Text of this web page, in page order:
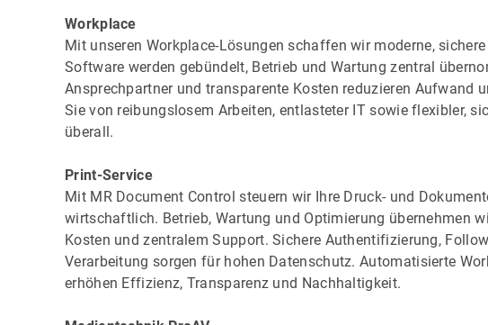
Workplace
Mit unseren Workplace-Lösungen schaffen wir moderne,
Software werden gebündelt, Betrieb und Wartung zentral
Ansprechpartner und transparente Kosten reduzieren Aufwand
Sie von reibungslosem Arbeiten, entlasteter IT sowie flexibler,
überall.
Print-Service
Mit MR Document Control steuern wir Ihre Druck- und
wirtschaftlich. Betrieb, Wartung und Optimierung übernehmen
Kosten und zentralem Support. Sichere Authentifizierung,
Verarbeitung sorgen für hohen Datenschutz. Automatisierte
erhöhen Effizienz, Transparenz und Nachhaltigkeit.